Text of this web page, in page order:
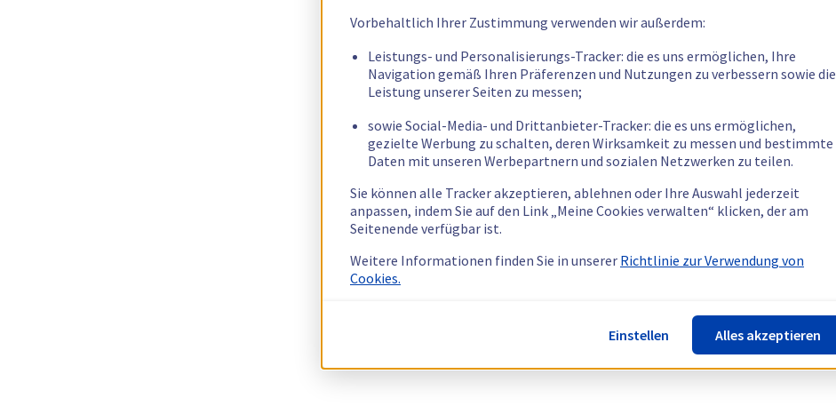
Vorbehaltlich Ihrer Zustimmung verwenden wir außerdem:
Leistungs- und Personalisierungs-Tracker: die es uns ermöglichen, Ihre
Navigation gemäß Ihren Präferenzen und Nutzungen zu verbessern sowie die
Leistung unserer Seiten zu messen;
sowie Social-Media- und Drittanbieter-Tracker: die es uns ermöglichen,
gezielte Werbung zu schalten, deren Wirksamkeit zu messen und bestimmte
Daten mit unseren Werbepartnern und sozialen Netzwerken zu teilen.
Sie können alle Tracker akzeptieren, ablehnen oder Ihre Auswahl jederzeit
anpassen, indem Sie auf den Link „Meine Cookies verwalten“ klicken, der am
Seitenende verfügbar ist.
Weitere Informationen finden Sie in unserer Richtlinie zur Verwendung von
Cookies.
Einstellen Alles akzeptieren